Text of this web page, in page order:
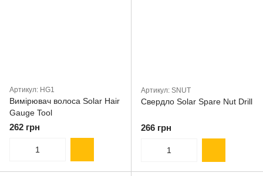
Артикул: HG1
Вимірювач волоса Solar Hair
Gauge Tool
262 грн
Артикул: SNUT
Свердло Solar Spare Nut Drill
266 грн